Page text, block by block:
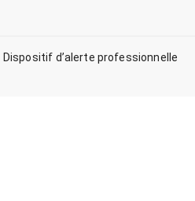
Dispositif d’alerte professionnelle